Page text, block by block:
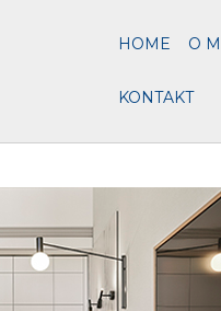
HOME O
KONTAKT